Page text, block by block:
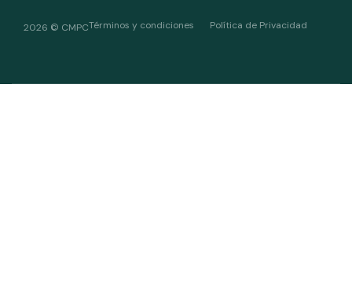
2026 © CMPCTérminos y condiciones Política de Privacidad